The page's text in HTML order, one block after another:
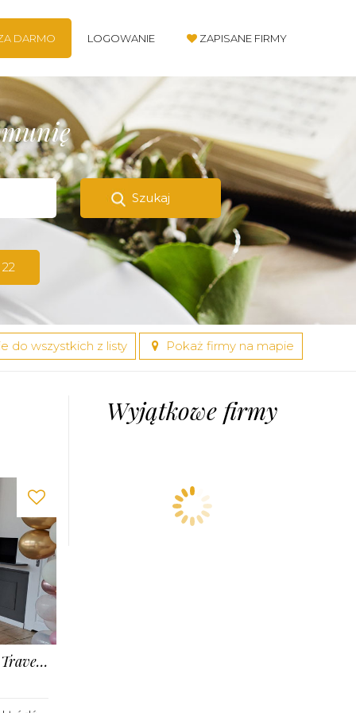
DARMO LOGOWANIE ZAPISANE FIRMY
Szukaj
do wszystkich z listy Pokaż firmy na mapie
Włoszczyzna – Italian Catering • Workshop • Travel Łódź
Wyjątkowe firmy